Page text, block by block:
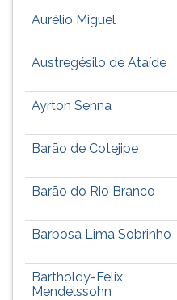
Aurélio Miguel
Austregésilo de Ataíde
Ayrton Senna
Barão de Cotejipe
Barão do Rio Branco
Barbosa Lima Sobrinho
Bartholdy-Felix
Mendelssohn